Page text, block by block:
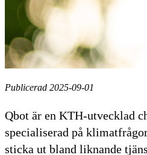
Publicerad 2025-09-01
Qbot är en KTH-utvecklad
specialiserad på
sticka ut bland liknande